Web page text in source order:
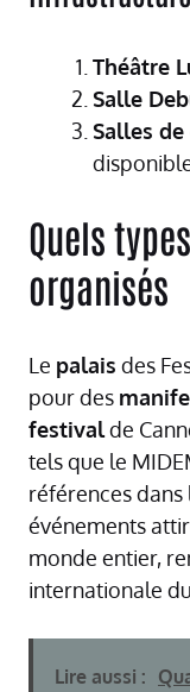
Théâtre
Salle
Salles
Quels
organisés
Le palais des
pour des
festivalde
tels que le
références dans
événements
monde entier,
internationale
Lire aussi :